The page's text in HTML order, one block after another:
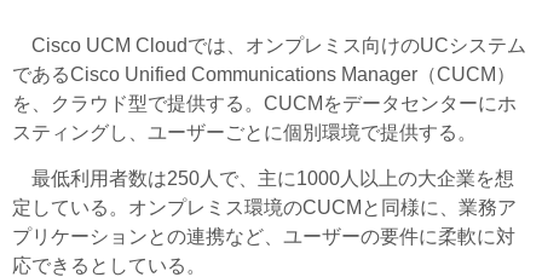
Cisco UCM Cloudでは、オンプレミス向けのUCシステム
であるCisco Unified Communications Manager（CUCM）
を、クラウド型で提供する。CUCMをデータセンターにホ
スティングし、ユーザーごとに個別環境で提供する。
最低利用者数は250人で、主に1000人以上の大企業を想
定している。オンプレミス環境のCUCMと同様に、業務ア
プリケーションとの連携など、ユーザーの要件に柔軟に対
応できるとしている。